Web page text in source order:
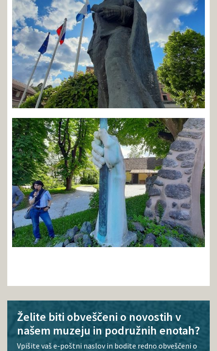
Želite biti obveščeni o novostih v
našem muzeju in podružnih enotah?
Vpišite vaš e-poštni naslov in bodite redno obveščeni o